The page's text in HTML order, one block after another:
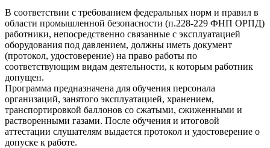
В соответствии с требованием федеральных норм и правил в
области промышленной безопасности (п.228-229 ФНП ОРПД)
работники, непосредственно связанные с эксплуатацией
оборудования под давлением, должны иметь документ
(протокол, удостоверение) на право работы по
соответствующим видам деятельности, к которым работник
допущен.
Программа предназначена для обучения персонала
организаций, занятого эксплуатацией, хранением,
транспортировкой баллонов со сжатыми, сжиженными и
растворенными газами. После обучения и итоговой
аттестации слушателям выдается протокол и удостоверение о
допуске к работе.